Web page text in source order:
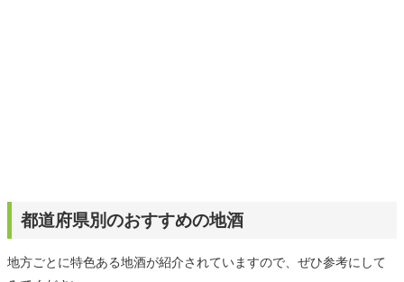
都道府県別のおすすめの地酒
地方ごとに特色ある地酒が紹介されていますので、ぜひ参考にして